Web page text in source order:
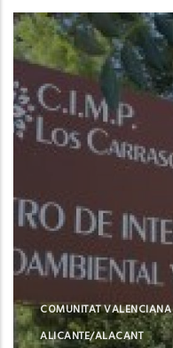
COMUNITAT VALENCIANA
ALICANTE/ALACANT